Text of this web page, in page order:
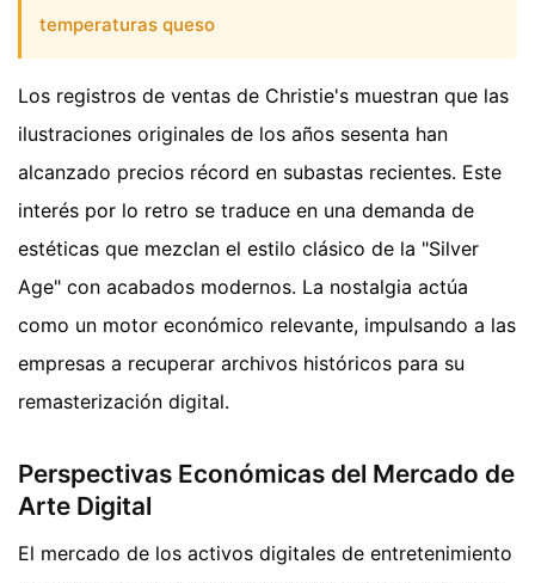
temperaturas queso
Los registros de ventas de Christie's muestran que las
ilustraciones originales de los años sesenta han
alcanzado precios récord en subastas recientes. Este
interés por lo retro se traduce en una demanda de
estéticas que mezclan el estilo clásico de la "Silver
Age" con acabados modernos. La nostalgia actúa
como un motor económico relevante, impulsando a las
empresas a recuperar archivos históricos para su
remasterización digital.
Perspectivas Económicas del Mercado de
Arte Digital
El mercado de los activos digitales de entretenimiento